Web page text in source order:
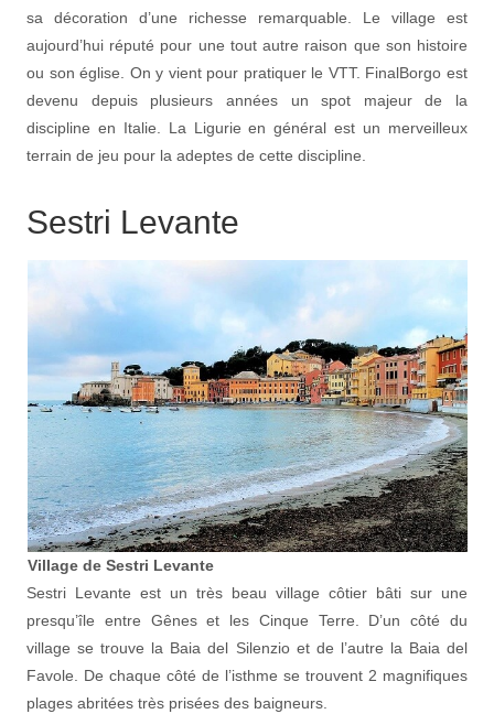
sa décoration d’une richesse remarquable. Le village est
aujourd’hui réputé pour une tout autre raison que son histoire
ou son église. On y vient pour pratiquer le VTT. FinalBorgo est
devenu depuis plusieurs années un spot majeur de la
discipline en Italie. La Ligurie en général est un merveilleux
terrain de jeu pour la adeptes de cette discipline.
Sestri Levante
Village de Sestri Levante
Sestri Levante est un très beau village côtier bâti sur une
presqu’île entre Gênes et les Cinque Terre. D’un côté du
village se trouve la Baia del Silenzio et de l’autre la Baia del
Favole. De chaque côté de l’isthme se trouvent 2 magnifiques
plages abritées très prisées des baigneurs.